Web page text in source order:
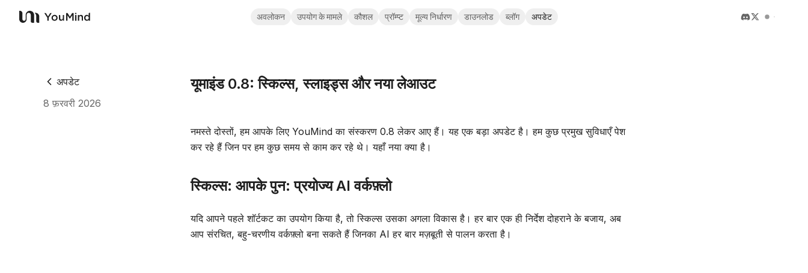
YouMind
अवलोकन उपयोग के मामले कौशल प्रॉम्प्ट मूल्य निर्धारण डाउनलोड ब्लॉग अपडेट
अपडेट
8 फ़रवरी 2026
यूमाइंड 0.8: स्किल्स, स्लाइड्स और नया लेआउट
नमस्ते दोस्तों, हम आपके लिए YouMind का संस्करण 0.8 लेकर आए हैं। यह एक बड़ा अपडेट है। हम कुछ प्रमुख सुविधाएँ पेश
कर रहे हैं जिन पर हम कुछ समय से काम कर रहे थे। यहाँ नया क्या है।
स्किल्स: आपके पुन: प्रयोज्य AI वर्कफ़्लो
यदि आपने पहले शॉर्टकट का उपयोग किया है, तो स्किल्स उसका अगला विकास है। हर बार एक ही निर्देश दोहराने के बजाय, अब
आप संरचित, बहु-चरणीय वर्कफ़्लो बना सकते हैं जिनका AI हर बार मज़बूती से पालन करता है।